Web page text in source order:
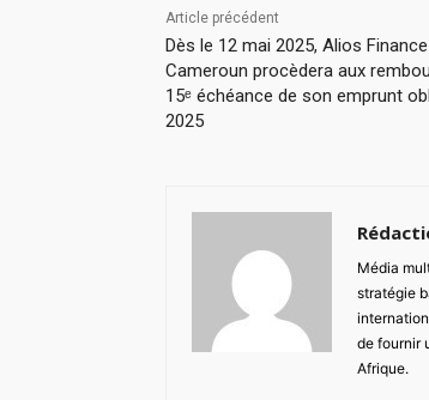
Article précédent
Dès le 12 mai 2025, Alios Finance
Cameroun procèdera aux
15ᵉ échéance de son emprunt
2025
Média
stratégie
de fournir
Afrique.